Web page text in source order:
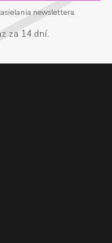
newslettera.
za 14 dní.